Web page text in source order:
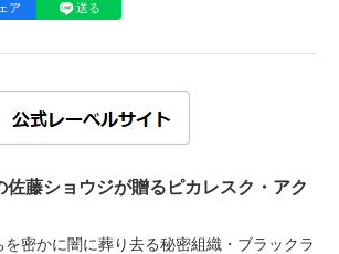
ア 送る
佐藤ショウジが贈るピカレスク・アク
密かに闇に葬り去る秘密組織・ブラックラ